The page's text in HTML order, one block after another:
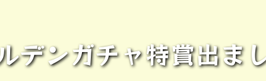
デンガチャ特賞出ま